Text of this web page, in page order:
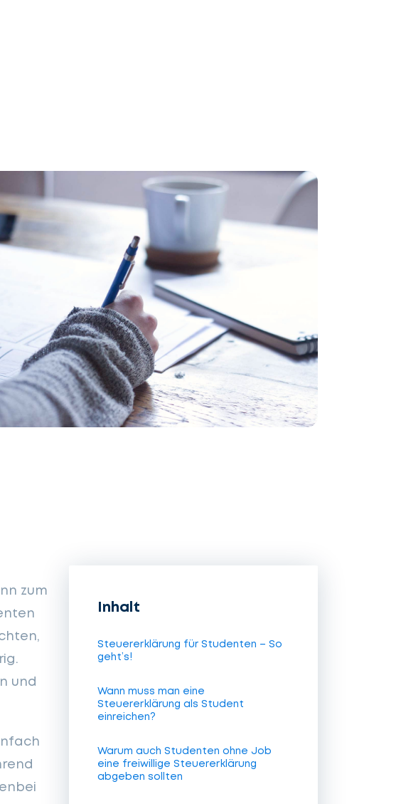
zum
und
Inhalt
Steuererklärung für Studenten – So
geht’s!
Wann muss man eine
Steuererklärung als Student
einreichen?
Warum auch Studenten ohne Job
eine freiwillige Steuererklärung
abgeben sollten